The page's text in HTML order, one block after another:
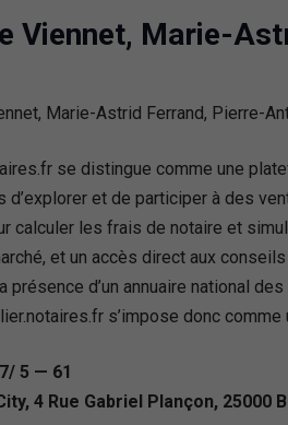
Viennet, Marie-
se distingue comme une
d’explorer et de participer à des
calculer les frais de notaire et
et un accès direct aux
présence d’un annuaire national
s’impose donc
5 — 61
4 Rue Gabriel Plançon, 25000